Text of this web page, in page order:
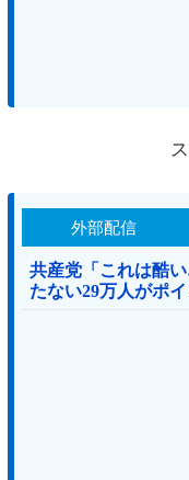
外部配信
共産党「これは酷
たない29万人がポ